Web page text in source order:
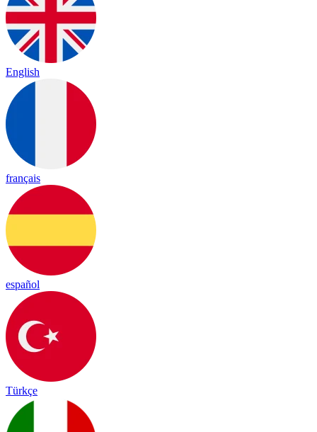
English
français
español
Türkçe